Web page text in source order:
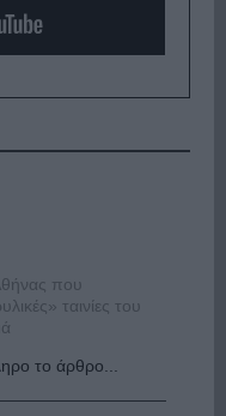
που
ταινίες του
το άρθρο...